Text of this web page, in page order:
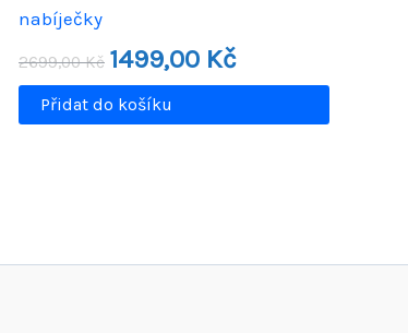
nabíječky
2699,00Kč
Původní
cena
byla:
2699,00 Kč.
1499,00 Kč
Přidat do košíku